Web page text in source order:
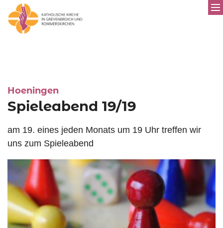
Hoeningen:
Spieleabend 19/19
am 19. eines jeden Monats um 19 Uhr treffen wir
uns zum Spieleabend